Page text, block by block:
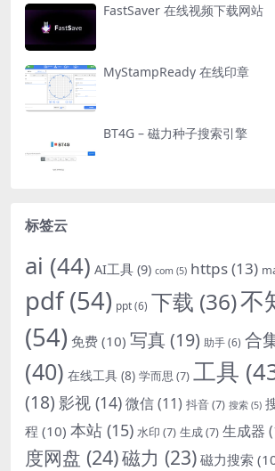
FastSaver 在线视频下载网站
MyStampReady 在线印章
BT4G – 磁力种子搜索引擎
标签云
ai (44) AI工具 (9) com (5) https(13)
pdf(54) ppt(6) 下载 (36)不
(54) 免费 (10) 写真 (19) 助手(6) 合
(40) 在线工具 (8) 学而思 (7) 工具
(18) 影视 (14)微信(11) 抖音(7) 搜索 (5)
程 (10) 本站 (15) 水印 (7) 生成(7) 生成器
度网盘 (24)磁力 (23) 磁力搜索